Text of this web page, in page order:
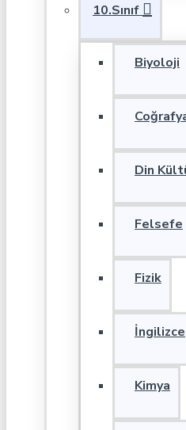
10.Sınıf
Biyoloji
Din
Felsefe
Fizik
İngilizce
Kimya